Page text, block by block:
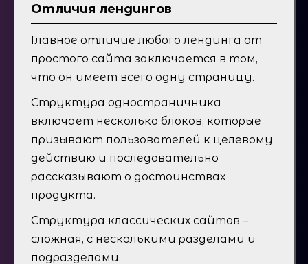
Отличия лендингов
Главное отличие любого лендинга от
простого сайта заключается в том,
что он имеет всего одну страницу.
Структура одностраничника
включает несколько блоков, которые
призывают пользователей к целевому
действию и последовательно
рассказывают о достоинствах
продукта.
Структура классических сайтов –
сложная, с несколькими разделами и
подразделами.